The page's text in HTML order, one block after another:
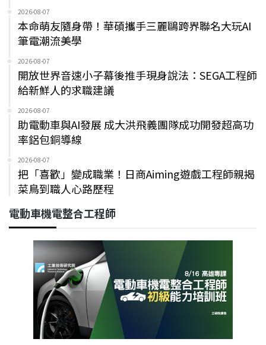
2026-08-07
本命萌友隨身帶！華碩攜手三麗鷗跨界聯名大玩AI
筆電潮流美學
2026-08-07
開放世界音速小子幕後推手現身說法：SEGA工程師
給新鮮人的求職建議
2026-08-07
助電動車與AI發展 成大洪飛義團隊成功開發超高功
率鋁包銅導線
2026-08-07
把「喜歡」變成職業！日商Aiming遊戲工程師親揭
菜鳥到職人心路歷程
電動車機電整合工程師